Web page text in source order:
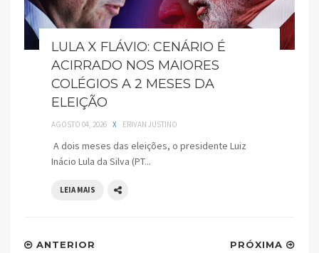
LULA X FLÁVIO: CENÁRIO É
ACIRRADO NOS MAIORES
COLÉGIOS A 2 MESES DA
ELEIÇÃO
AGOSTO 04, 2026 X ERIVAN JUSTINO
A dois meses das eleições, o presidente Luiz
Inácio Lula da Silva (PT...
LEIA MAIS
PRÓXIMA
ANTERIOR